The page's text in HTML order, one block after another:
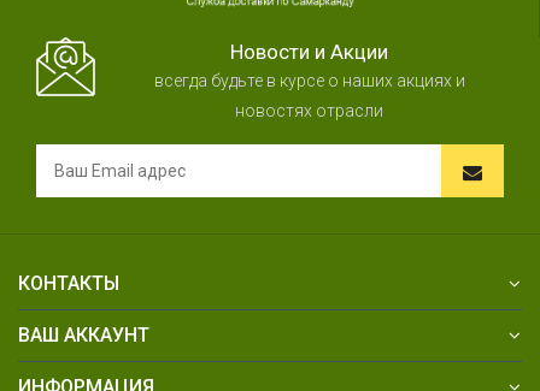
Новости и Акции
всегда будьте в курсе о наших акциях и
новостях отрасли
КОНТАКТЫ
ВАШ АККАУНТ
ИНФОРМАЦИЯ